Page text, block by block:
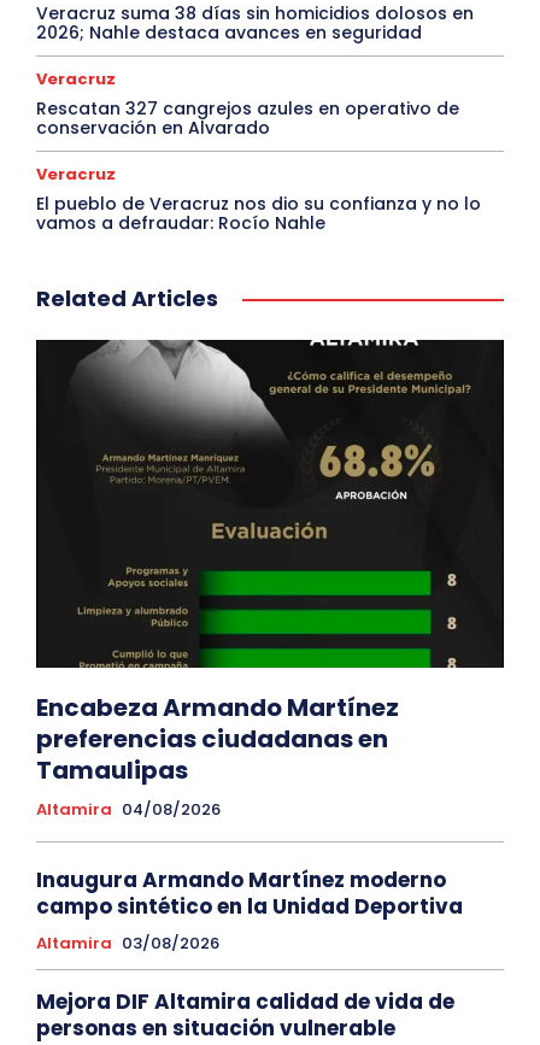
Veracruz suma 38 días sin homicidios dolosos en
2026; Nahle destaca avances en seguridad
Veracruz
Rescatan 327 cangrejos azules en operativo de
conservación en Alvarado
Veracruz
El pueblo de Veracruz nos dio su confianza y no lo
vamos a defraudar: Rocío Nahle
Related Articles
Encabeza Armando Martínez
preferencias ciudadanas en
Tamaulipas
Altamira 04/08/2026
Inaugura Armando Martínez moderno
campo sintético en la Unidad Deportiva
Altamira 03/08/2026
Mejora DIF Altamira calidad de vida de
personas en situación vulnerable